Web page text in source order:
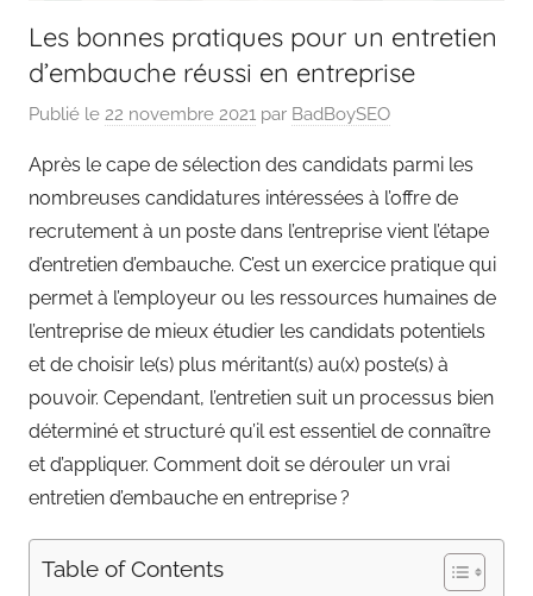
Les bonnes pratiques pour un entretien
d’embauche réussi en entreprise
Publié le 22 novembre 2021 par BadBoySEO
Après le cape de sélection des candidats parmi les
nombreuses candidatures intéressées à l’offre de
recrutement à un poste dans l’entreprise vient l’étape
d’entretien d’embauche. C’est un exercice pratique qui
permet à l’employeur ou les ressources humaines de
l’entreprise de mieux étudier les candidats potentiels
et de choisir le(s) plus méritant(s) au(x) poste(s) à
pouvoir. Cependant, l’entretien suit un processus bien
déterminé et structuré qu’il est essentiel de connaître
et d’appliquer. Comment doit se dérouler un vrai
entretien d’embauche en entreprise ?
Table of Contents